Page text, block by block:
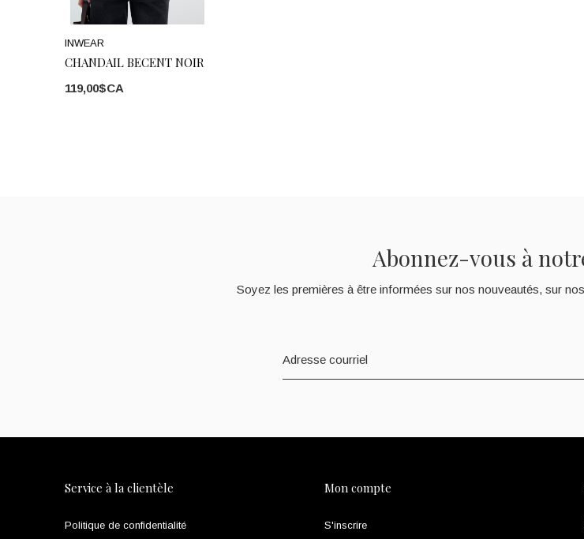
INWEAR
CHANDAIL BECENT NOIR
119,00$CA
Abonnez-vous à
Soyez les premières à être informées sur nos nouveautés, sur
Service à la clientèle
Politique de confidentialité
Mon compte
S'inscrire